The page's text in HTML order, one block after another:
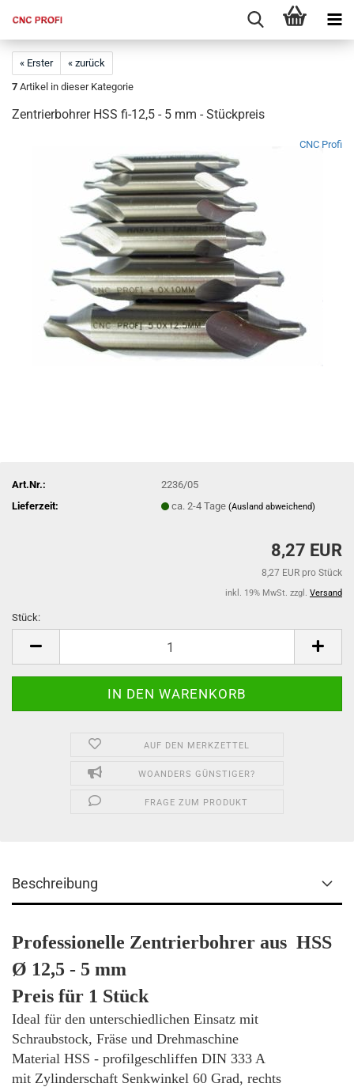
« Erster
« zurück
7 Artikel in dieser Kategorie
Zentrierbohrer HSS fi-12,5 - 5 mm - Stückpreis
CNC Profi
Art.Nr.:
2236/05
Lieferzeit:
ca. 2-4 Tage(Ausland abweichend)
8,27 EUR
8,27 EUR pro Stück
inkl. 19% MwSt. zzgl. Versand
Stück:
AUF DEN MERKZETTEL
WOANDERS GÜNSTIGER?
FRAGE ZUM PRODUKT
Beschreibung
Professionelle Zentrierbohrer aus HSS
Ø 12,5 - 5 mm
Preis für 1 Stück
Ideal für den unterschiedlichen Einsatz mit
Schraubstock, Fräse und Drehmaschine
Material HSS - profilgeschliffen DIN 333 A
mit Zylinderschaft Senkwinkel 60 Grad, rechts